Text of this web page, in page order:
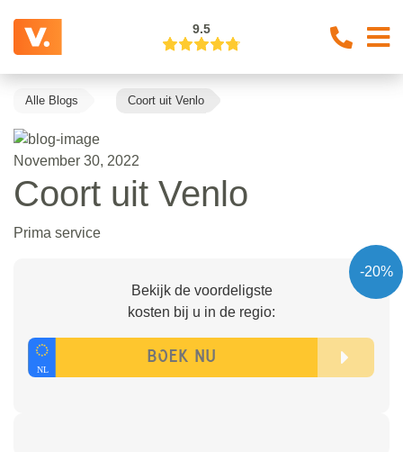
9.5
Alle Blogs Coort uit Venlo
November 30, 2022
Coort uit Venlo
Prima service
-20%
Bekijk de voordeligste
kosten bij u in de regio: